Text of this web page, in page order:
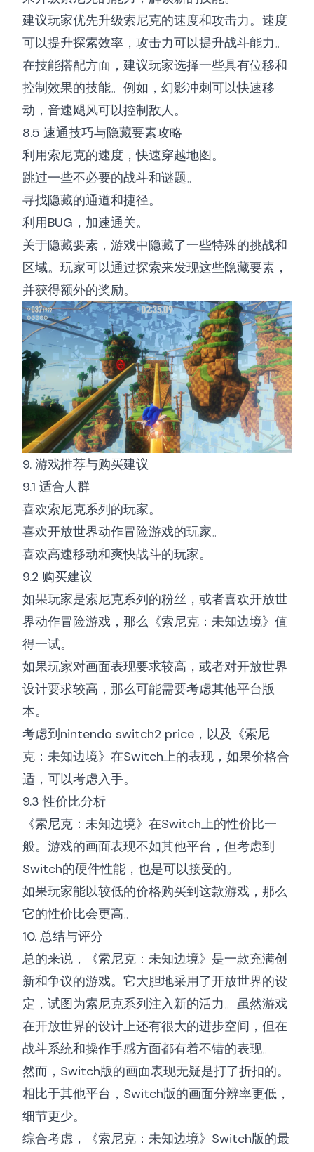
建议玩家优先升级索尼克的速度和攻击力。速度
可以提升探索效率，攻击力可以提升战斗能力。
在技能搭配方面，建议玩家选择一些具有位移和
控制效果的技能。例如，幻影冲刺可以快速移
动，音速飓风可以控制敌人。
8.5 速通技巧与隐藏要素攻略
利用索尼克的速度，快速穿越地图。
跳过一些不必要的战斗和谜题。
寻找隐藏的通道和捷径。
利用BUG，加速通关。
关于隐藏要素，游戏中隐藏了一些特殊的挑战和
区域。玩家可以通过探索来发现这些隐藏要素，
并获得额外的奖励。
9. 游戏推荐与购买建议
9.1 适合人群
喜欢索尼克系列的玩家。
喜欢开放世界动作冒险游戏的玩家。
喜欢高速移动和爽快战斗的玩家。
9.2 购买建议
如果玩家是索尼克系列的粉丝，或者喜欢开放世
界动作冒险游戏，那么《索尼克：未知边境》值
得一试。
如果玩家对画面表现要求较高，或者对开放世界
设计要求较高，那么可能需要考虑其他平台版
本。
考虑到nintendo switch2 price ，以及《索尼
克：未知边境》在Switch上的表现，如果价格合
适，可以考虑入手。
9.3 性价比分析
《索尼克：未知边境》在Switch上的性价比一
般。游戏的画面表现不如其他平台，但考虑到
Switch的硬件性能，也是可以接受的。
如果玩家能以较低的价格购买到这款游戏，那么
它的性价比会更高。
10. 总结与评分
总的来说，《索尼克：未知边境》是一款充满创
新和争议的游戏。它大胆地采用了开放世界的设
定，试图为索尼克系列注入新的活力。虽然游戏
在开放世界的设计上还有很大的进步空间，但在
战斗系统和操作手感方面都有着不错的表现。
然而，Switch版的画面表现无疑是打了折扣的。
相比于其他平台，Switch版的画面分辨率更低，
细节更少。
综合考虑，《索尼克：未知边境》Switch版的最